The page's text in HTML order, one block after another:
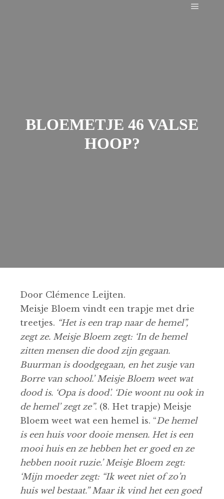
BLOEMETJE 46 VALSE
HOOP?
Door Clémence Leijten.
Meisje Bloem vindt een trapje met drie
treetjes. “Het is een trap naar de hemel”,
zegt ze. Meisje Bloem zegt: ‘In de hemel
zitten mensen die dood zijn gegaan.
Buurman is doodgegaan, en het zusje van
Borre van school.’ Meisje Bloem weet wat
dood is. ‘Opa is dood’. ‘Die woont nu ook in
de hemel’ zegt ze”. (8. Het trapje) Meisje
Bloem weet wat een hemel is. “De hemel
is een huis voor dooie mensen. Het is een
mooi huis en ze hebben het er goed en ze
hebben nooit ruzie.’ Meisje Bloem zegt:
‘Mijn moeder zegt: “Ik weet niet of zo’n
huis wel bestaat.” Maar ik vind het een goed